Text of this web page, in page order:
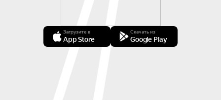
Загрузите в
App Store
Скачать из
Google Play